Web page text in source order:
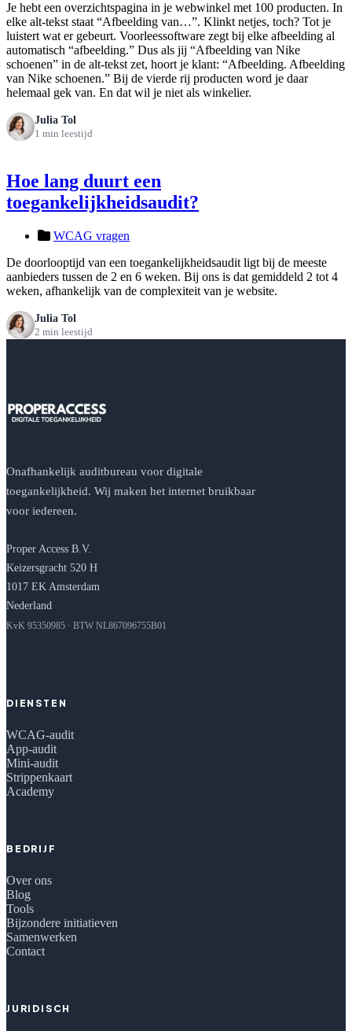
Je hebt een overzichtspagina in je webwinkel met 100 producten. In
elke alt-tekst staat “Afbeelding van…”. Klinkt netjes, toch? Tot je
luistert wat er gebeurt. Voorleessoftware zegt bij elke afbeelding al
automatisch “afbeelding.” Dus als jij “Afbeelding van Nike
schoenen” in de alt-tekst zet, hoort je klant: “Afbeelding. Afbeelding
van Nike schoenen.” Bij de vierde rij producten word je daar
helemaal gek van. En dat wil je niet als winkelier.
Julia Tol
1 min leestijd
Hoe lang duurt een
toegankelijkheidsaudit?
WCAG vragen
De doorlooptijd van een toegankelijkheidsaudit ligt bij de meeste
aanbieders tussen de 2 en 6 weken. Bij ons is dat gemiddeld 2 tot 4
weken, afhankelijk van de complexiteit van je website.
Julia Tol
2 min leestijd
Onafhankelijk auditbureau voor digitale
toegankelijkheid. Wij maken het internet bruikbaar
voor iedereen.
Proper Access B.V.
Keizersgracht 520 H
1017 EK Amsterdam
Nederland
KvK 95350985 · BTW NL867096755B01
DIENSTEN
WCAG-audit
App-audit
Mini-audit
Strippenkaart
Academy
BEDRIJF
Over ons
Blog
Tools
Bijzondere initiatieven
Samenwerken
Contact
JURIDISCH